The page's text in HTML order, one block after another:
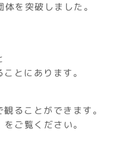
を突破しました。
とにあります。
ることができます。
ご覧ください。